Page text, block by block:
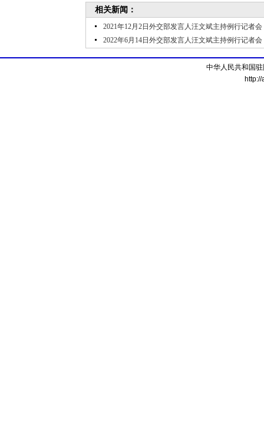
相关新闻：
2021年12月2日外交部发言人汪文斌主持例行记者会
2022年6月14日外交部发言人汪文斌主持例行记者会
中华人民共和国